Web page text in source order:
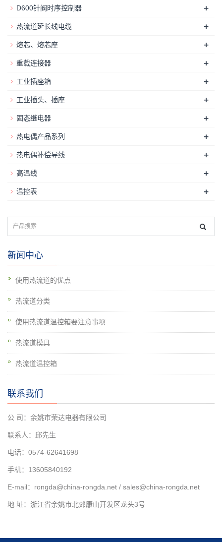
D600针阀时序控制器 +
热流道延长线电缆 +
熔芯、熔芯座 +
重载连接器 +
工业插座箱 +
工业插头、插座 +
固态继电器 +
热电偶产品系列 +
热电偶补偿导线 +
高温线 +
温控表 +
新闻中心
使用热流道的优点
热流道分类
使用热流道温控箱要注意事项
热流道模具
热流道温控箱
联系我们
公 司：余姚市荣达电器有限公司
联系人：邱先生
电话：0574-62641698
手机：13605840192
E-mail：rongda@china-rongda.net / sales@china-rongda.net
地 址：浙江省余姚市北郊康山开发区龙头3号